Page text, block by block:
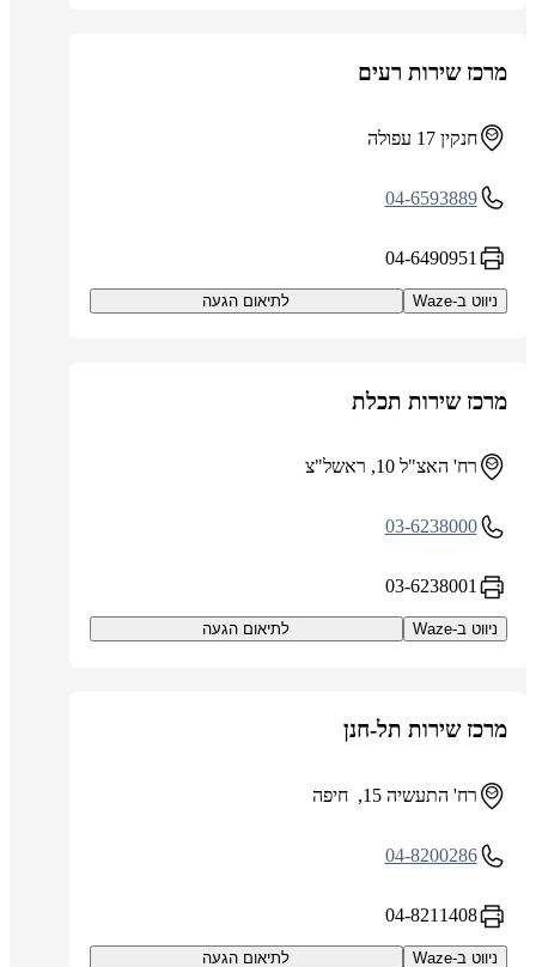
מרכז שירות רעים
חנקין 17 עפולה
04-6593889
04-6490951
ניווט ב-Waze לתיאום הגעה
מרכז שירות תכלת
רח' האצ"ל 10, ראשל"צ
03-6238000
03-6238001
ניווט ב-Waze לתיאום הגעה
מרכז שירות תל-חנן
רח' התעשיה 15, חיפה
04-8200286
04-8211408
ניווט ב-Waze לתיאום הגעה